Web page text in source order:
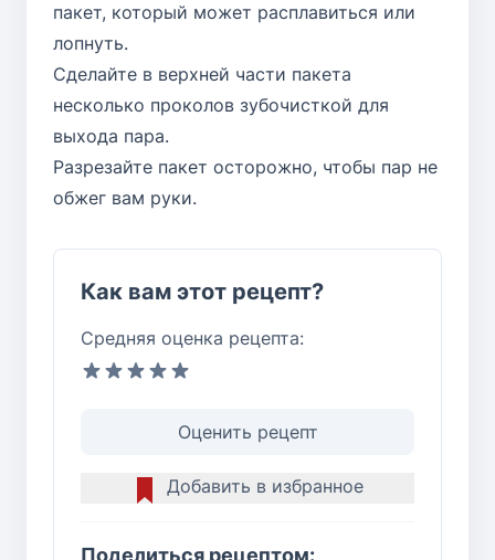
пакет, который может расплавиться или
лопнуть.
Сделайте в верхней части пакета
несколько проколов зубочисткой для
выхода пара.
Разрезайте пакет осторожно, чтобы пар не
обжег вам руки.
Как вам этот рецепт?
Средняя оценка рецепта:
Оценить рецепт
Добавить в избранное
Поделиться рецептом: